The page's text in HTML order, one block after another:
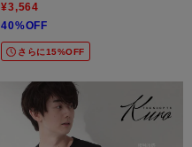
¥3,564
40%OFF
さらに15%OFF